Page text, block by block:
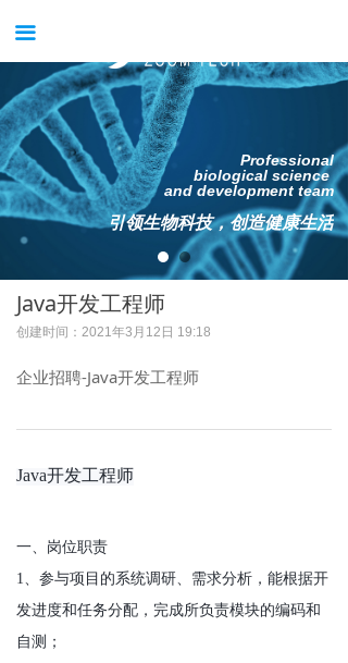
引领生物科技，创造健康生活
Professional
biological science
and development team
끀
首页
关于我们
新闻中心
产品中心
服务中心
获得支持
公司招聘
Java开发工程师
创建时间： 2021年3月12日 19:18
企业招聘-Java开发工程师
Java开发工程师
一、岗位职责
1、参与项目的系统调研、需求分析，能根据开
发进度和任务分配，完成所负责模块的编码和
自测；